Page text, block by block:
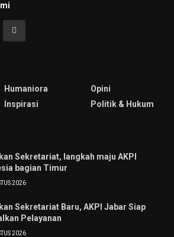
Humaniora
Inspirasi
Opini
Politik & Hukum
Sekretariat, langkah maju AKPI
bagian Timur
2026
Sekretariat Baru, AKPI Jabar Siap
Pelayanan
2026